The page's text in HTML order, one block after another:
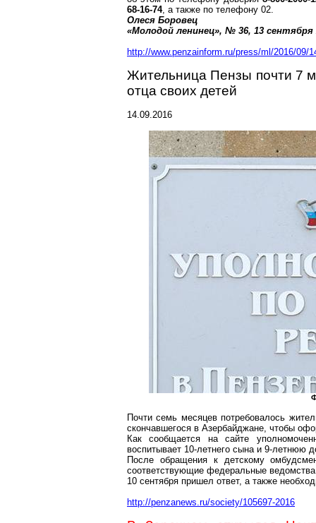
68-16-74, а также по телефону 02.
Олеся Боровец
«Молодой ленинец», № 36, 13 сентября
http://www.penzainform.ru/press/ml/2016/09/
Жительница Пензы почти 7
отца своих детей
14.09.2016
Почти семь месяцев потребовалось
скончавшегося в Азербайджане, чтобы
Как сообщается насайте
воспитывает 10-летнего сына и 9-летнюю
После обращения к детскому
соответствующие федеральные
10 сентября пришел ответ, а также
http://penzanews.ru/society/105697-2016